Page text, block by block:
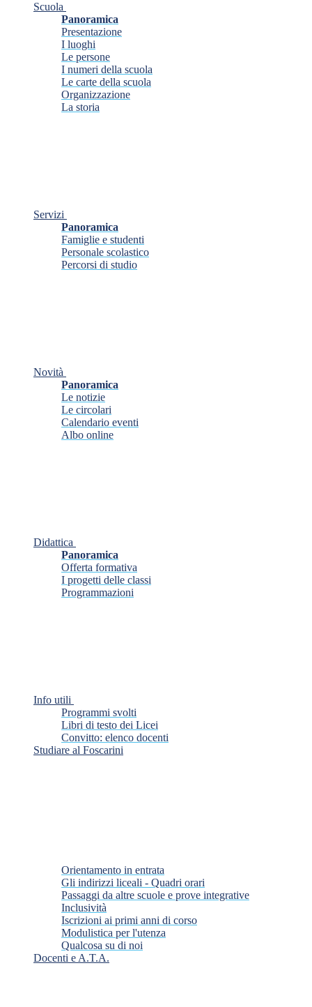
Scuola
Panoramica
Presentazione
I luoghi
Le persone
I numeri della scuola
Le carte della scuola
Organizzazione
La storia
Servizi
Panoramica
Famiglie e studenti
Personale scolastico
Percorsi di studio
Novità
Panoramica
Le notizie
Le circolari
Calendario eventi
Albo online
Didattica
Panoramica
Offerta formativa
I progetti delle classi
Programmazioni
Info utili
Programmi svolti
Libri di testo dei Licei
Convitto: elenco docenti
Studiare al Foscarini
Orientamento in entrata
Gli indirizzi liceali - Quadri orari
Passaggi da altre scuole e prove integrative
Inclusività
Iscrizioni ai primi anni di corso
Modulistica per l'utenza
Qualcosa su di noi
Docenti e A.T.A.